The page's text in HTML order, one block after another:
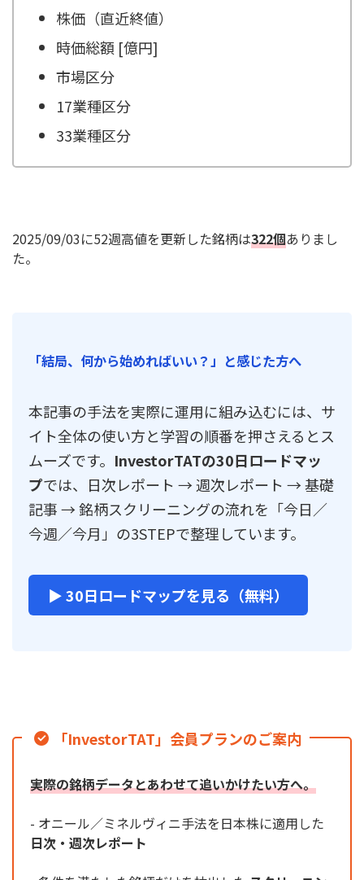
株価（直近終値）
時価総額 [億円]
市場区分
17業種区分
33業種区分
2025/09/03に52週高値を更新した銘柄は322個ありまし
た。
「結局、何から始めればいい？」と感じた方へ
本記事の手法を実際に運用に組み込むには、サ
イト全体の使い方と学習の順番を押さえるとス
ムーズです。 InvestorTATの30日ロードマッ
プでは、日次レポート → 週次レポート → 基礎
記事 → 銘柄スクリーニングの流れを「今日／
今週／今月」の3STEPで整理しています。
▶ 30日ロードマップを見る（無料）
「InvestorTAT」会員プランのご案内
実際の銘柄データとあわせて追いかけたい方へ。
- オニール／ミネルヴィニ手法を日本株に適用した
日次・週次レポート